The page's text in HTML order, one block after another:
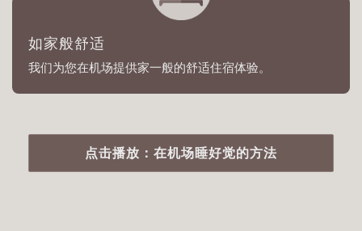
如家般舒适
我们为您在机场提供家一般的舒适住宿体验。
点击播放：在机场睡好觉的方法